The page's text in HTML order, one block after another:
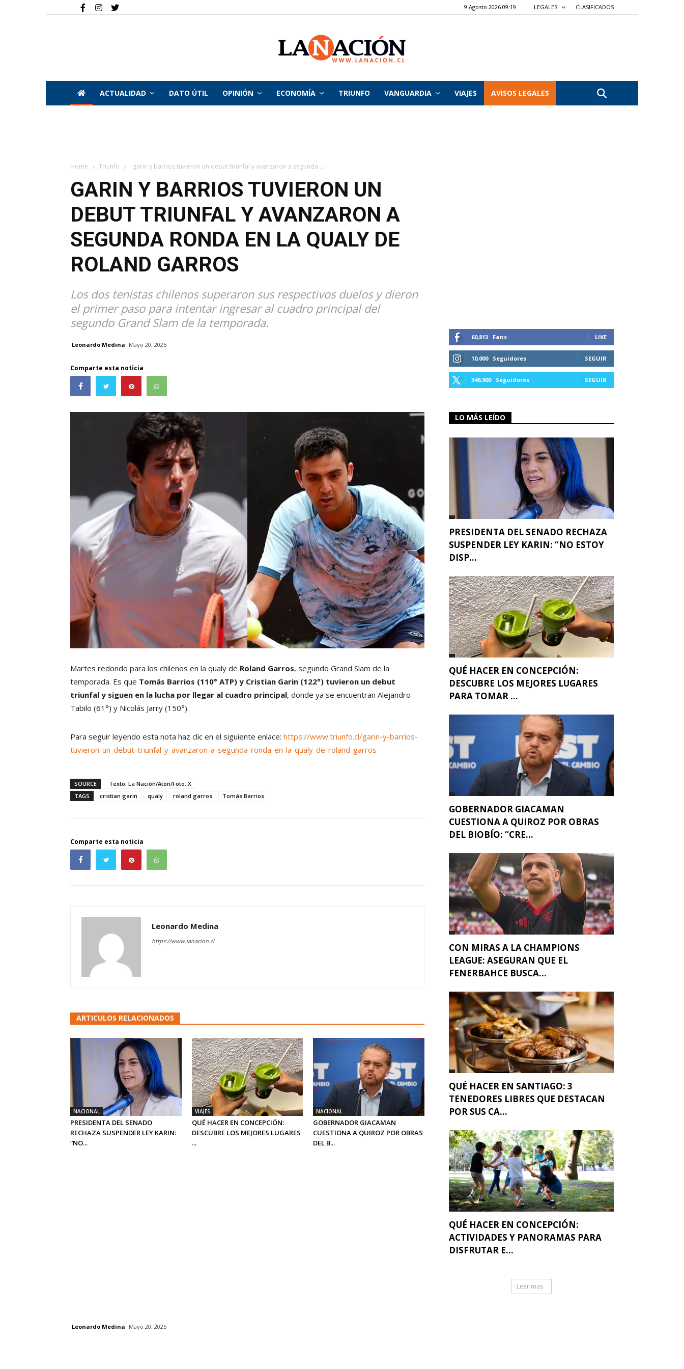
9 Agosto 2026 09:19 LEGALES CLASIFICADOS
La
ACTUALIDAD DATO ÚTIL OPINIÓN ECONOMÍA TRIUNFO VANGUARDIA VIAJES AVISOS LEGALES
Home Triunfo "garin y barrios tuvieron un debut triunfal y avanzaron a segunda ..."
GARIN Y BARRIOS TUVIERON UN
DEBUT TRIUNFAL Y AVANZARON A
SEGUNDA RONDA EN LA QUALY DE
ROLAND GARROS
Los dos tenistas chilenos superaron sus respectivos duelos y dieron
el primer paso para intentar ingresar al cuadro principal del
segundo Grand Slam de la temporada.
Leonardo Medina Mayo 20, 2025
Comparte esta noticia
Martes redondo para los chilenos en la qualy de Roland Garros, segundo Grand Slam de la
temporada. Es que Tomás Barrios (110° ATP) y Cristian Garin (122°) tuvieron un debut
triunfal y siguen en la lucha por llegar al cuadro principal, donde ya se encuentran Alejandro
Tabilo (61°) y Nicolás Jarry (150°).
Para seguir leyendo esta nota haz clic en el siguiente enlace: https://www.triunfo.cl/garin-y-barrios-
tuvieron-un-debut-triunfal-y-avanzaron-a-segunda-ronda-en-la-qualy-de-roland-garros
SOURCE
Texto: La Nación/Aton/Foto: X
TAGS
cristian garin qualy roland garros Tomás Barrios
Comparte esta noticia
Leonardo Medina
https://www.lanacion.cl
ARTICULOS RELACIONADOS
NACIONAL
PRESIDENTA DEL SENADO
RECHAZA SUSPENDER LEY KARIN:
“NO...
VIAJES
QUÉ HACER EN CONCEPCIÓN:
DESCUBRE LOS MEJORES LUGARES
...
NACIONAL
GOBERNADOR GIACAMAN
CUESTIONA A QUIROZ POR OBRAS
DEL B...
60,813 Fans LIKE
10,000 Seguidores SEGUIR
346,900 Seguidores SEGUIR
LO MÁS LEÍDO
PRESIDENTA DEL SENADO RECHAZA
SUSPENDER LEY KARIN: “NO ESTOY
DISP...
QUÉ HACER EN CONCEPCIÓN:
DESCUBRE LOS MEJORES LUGARES
PARA TOMAR ...
GOBERNADOR GIACAMAN
CUESTIONA A QUIROZ POR OBRAS
DEL BIOBÍO: “CRE...
CON MIRAS A LA CHAMPIONS
LEAGUE: ASEGURAN QUE EL
FENERBAHCE BUSCA...
QUÉ HACER EN SANTIAGO: 3
TENEDORES LIBRES QUE DESTACAN
POR SUS CA...
QUÉ HACER EN CONCEPCIÓN:
ACTIVIDADES Y PANORAMAS PARA
DISFRUTAR E...
Leer mas
Leonardo Medina Mayo 20, 2025